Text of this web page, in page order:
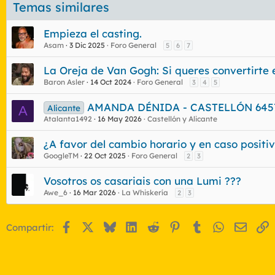
Temas similares
Empieza el casting.
Asam 3 Dic 2025 Foro General 5 6 7
La Oreja de Van Gogh: Si queres
Baron Asler 14 Oct 2024 Foro General 3 4 5
A Alicante AMANDA DÉNIDA - CASTELLÓN
Atalanta1492 16 May 2026 Castellón y Alicante
¿A favor del cambio horario y en caso
GoogleTM 22 Oct 2025 Foro General 2 3
Vosotros os casariais con una Lumi ???
Awe_6 16 Mar 2026 La Whiskería 2 3
Compartir: FacebookBlueskyLinkedIn
Reddit Pinterest
Tumblr WhatsApp
Email